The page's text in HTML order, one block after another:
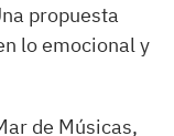
propuesta
lo emocional y
de Músicas,